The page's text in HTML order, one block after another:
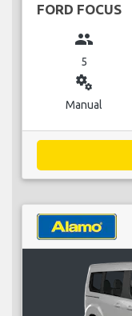
FORD FOCUS
group
5
miscellaneous_services
Manual